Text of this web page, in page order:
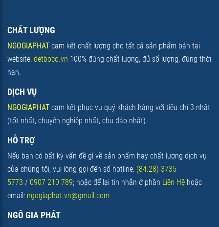
CHẤT LƯỢNG
NGOGIAPHAT cam kết chất lượng cho tất cả sản phẩm bán tại
website: detboco.vn 100% đúng chất lượng, đủ số lượng, đúng thời
hạn.
DỊCH VỤ
NGOGIAPHAT cam kết phục vụ quý khách hàng với tiêu chí 3 nhất
(tốt nhất, chuyên nghiệp nhất, chu đáo nhất).
HỖ TRỢ
Nếu bạn có bất kỳ vấn đề gì về sản phẩm hay chất lượng dịch vụ
của chúng tôi, vui lòng gọi đến số hotline: (84.28) 3735
5773 / 0907 210 789; hoặc để lại tin nhắn ở phần Liên Hệ hoặc
email: ngogiaphat.vn@gmail.com
NGÔ GIA PHÁT